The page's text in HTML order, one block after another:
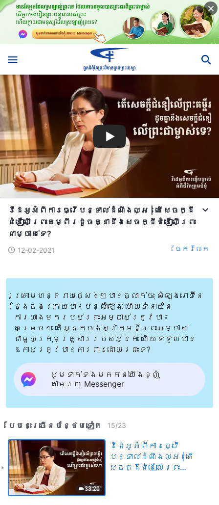
វីដេអូអំពីការធ្វើបន្ទាល់ដំណឹងល្អ | តើ​សេចក្ដី​
ជំនឿ​លើ​ព្រះគម្ពីរដូច​គ្នា​នឹង​សេចក្ដី​ជំនឿ​លើ​ព្រះ​
ជា​ម្ចាស់​ទេ?
12-02-2021 ចែក​រំលែក
គ្រោះមហន្តរាយផ្សេងៗបានធ្លាក់ចុះ សំឡេងរោទិ៍នៃ
ថ្ងៃចុងក្រោយបានបន្លឺឡើង ហើយទំនាយនៃ
ការយាងមករបស់ព្រះអម្ចាស់ត្រូវបាន
សម្រេច។ តើអ្នកចង់ស្វាគមន៍ព្រះអម្ចាស់
ជាមួយក្រុមគ្រួសាររបស់អ្នក ហើយទទួលបាន
ឱកាសត្រូវបានការពារដោយព្រះទេ?
សូមទាក់ទងមកកាន់យើងខ្ញុំ
តាមរយៈ Messenger
បែបនេះ​ច្រើនបន្ថែម​ទៀត​ 15/23
33:20
វីដេអូអំពីការធ្វើ
បន្ទាល់ដំណឹងល្អ | តើ​
សេចក្ដី​ជំនឿ​លើ​ព្រះ